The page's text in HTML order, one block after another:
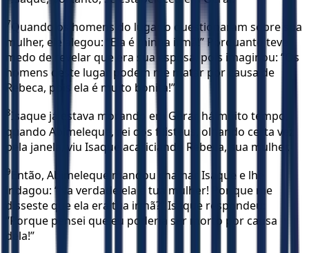
7Quando os homens do lugar o questionaram sobre sua
mulher, ele alegou: “Ela é minha irmã!” Porquanto teve
medo de revelar que era sua esposa, pois imaginou: “Os
homens deste lugar podem me matar por causa de
Rebeca, pois ela é muito bonita!”
8Isaque já estava morando em Gerar há muito tempo,
quando Abimeleque, rei dos filisteus, olhando certa vez
pela janela, viu Isaque acariciando Rebeca, sua mulher.
9
Então, Abimeleque mandou chamar Isaque e lhe
indagou: “Na verdade ela é tua mulher! Por que me
disseste que ela era tua irmã?” Isaque respondeu:
“Porque pensei que eu poderia ser morto por causa
dela!”